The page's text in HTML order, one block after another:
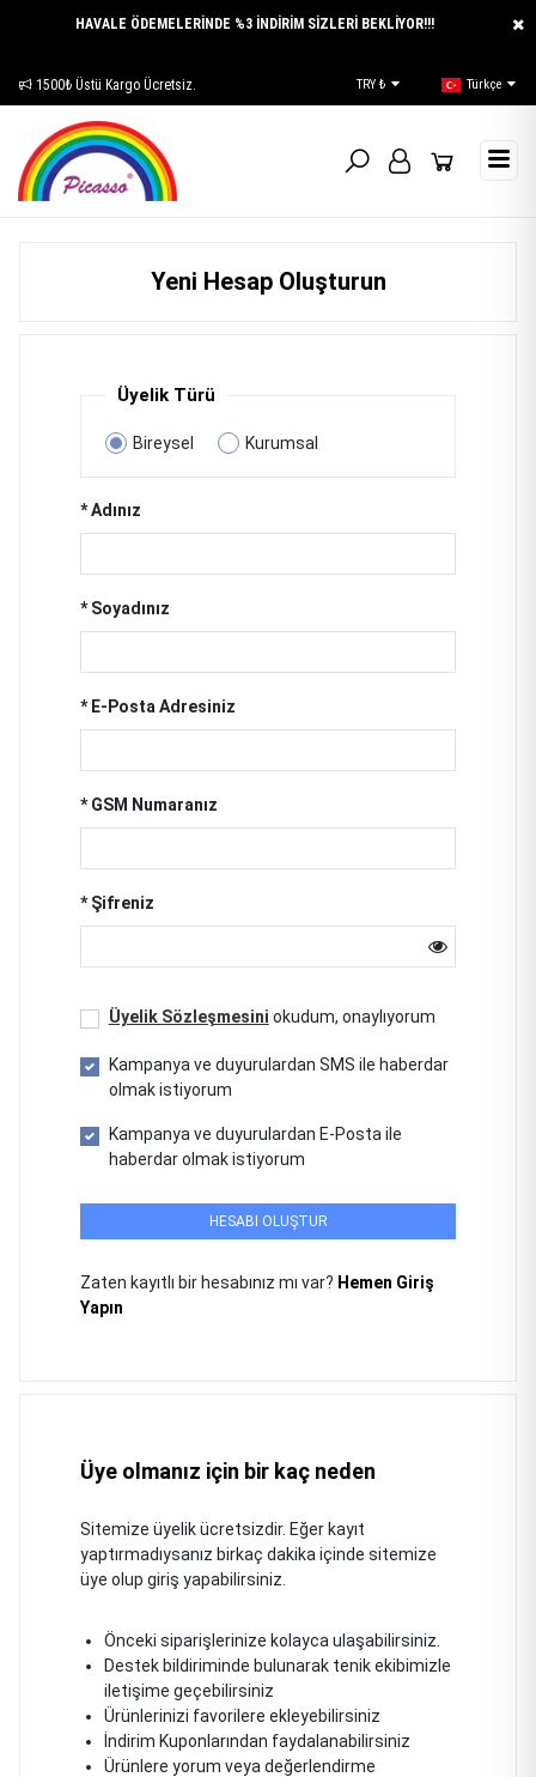
HAVALE ÖDEMELERİNDE %3 İNDİRİM SİZLERİ BEKLİYOR!!!
1500₺ Üstü Kargo Ücretsiz. TRY ₺ Türkçe
Yeni Hesap Oluşturun
Üyelik Türü
Bireysel Kurumsal
* Adınız
* Soyadınız
* E-Posta Adresiniz
* GSM Numaranız
* Şifreniz
Üyelik Sözleşmesini okudum, onaylıyorum
Kampanya ve duyurulardan SMS ile haberdar
olmak istiyorum
Kampanya ve duyurulardan E-Posta ile
haberdar olmak istiyorum
HESABI OLUŞTUR
Zaten kayıtlı bir hesabınız mı var? Hemen Giriş
Yapın
Üye olmanız için bir kaç neden
Sitemize üyelik ücretsizdir. Eğer kayıt
yaptırmadıysanız birkaç dakika içinde sitemize
üye olup giriş yapabilirsiniz.
Önceki siparişlerinize kolayca ulaşabilirsiniz.
Destek bildiriminde bulunarak tenik ekibimizle
iletişime geçebilirsiniz
Ürünlerinizi favorilere ekleyebilirsiniz
İndirim Kuponlarından faydalanabilirsiniz
Ürünlere yorum veya değerlendirme